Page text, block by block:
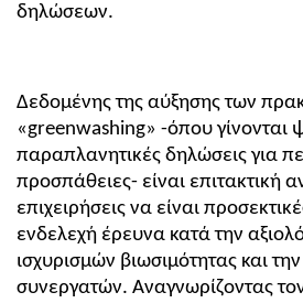
δηλώσεων.
Δεδομένης της αύξησης των
«greenwashing» -όπου γίνονται
παραπλανητικές δηλώσεις για
προσπάθειες- είναι επιτακτική
επιχειρήσεις να είναι
ενδελεχή έρευνα κατά την
ισχυρισμών βιωσιμότητας και
συνεργατών. Αναγνωρίζοντας